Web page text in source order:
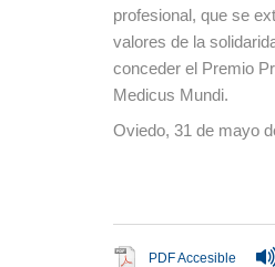
profesional, que se
valores de la
conceder el Premio
Medicus Mundi.
Oviedo, 31 de mayo
PDF Accesible Se